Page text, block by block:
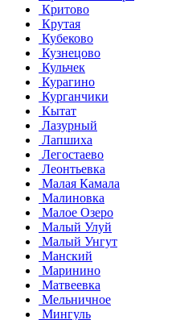
Критово
Крутая
Кубеково
Кузнецово
Кульчек
Курагино
Курганчики
Кытат
Лазурный
Лапшиха
Легостаево
Леонтьевка
Малая Камала
Малиновка
Малое Озеро
Малый Улуй
Малый Унгут
Манский
Маринино
Матвеевка
Мельничное
Мингуль